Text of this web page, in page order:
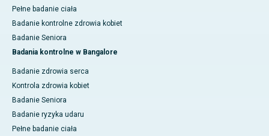
Pełne badanie ciała
Badanie kontrolne zdrowia kobiet
Badanie Seniora
Badania kontrolne w Bangalore
Badanie zdrowia serca
Kontrola zdrowia kobiet
Badanie Seniora
Badanie ryzyka udaru
Pełne badanie ciała